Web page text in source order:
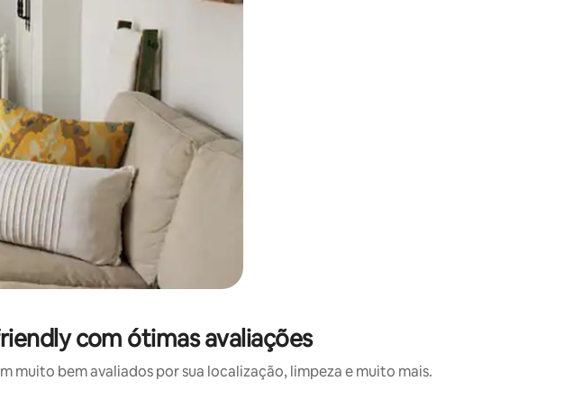
com ótimas avaliações
bem avaliados por sua localização, limpeza e muito mais.